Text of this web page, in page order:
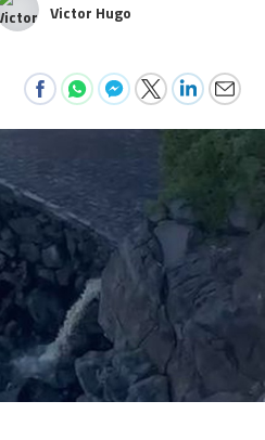
Victor Hugo